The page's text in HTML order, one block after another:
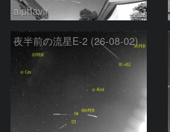
alphavir
夜半前の流星E-2 (26-08-02)